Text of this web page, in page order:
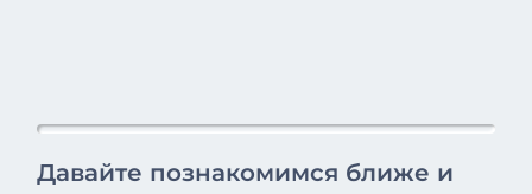
Давайте познакомимся ближе и